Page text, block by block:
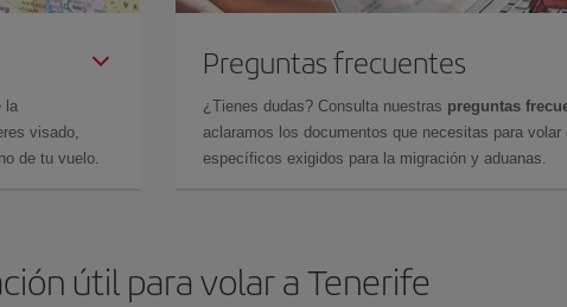
la
visado,
de tu vuelo.
Preguntas frecuentes
¿Tienes dudas? Consulta nuestras preguntas
aclaramos los documentos que necesitas para
específicos exigidos para la migración y aduanas.
útil para volar a Tenerife